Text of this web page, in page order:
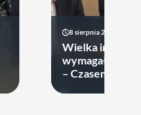
8 sierpnia 2026 19:22
Wielka impreza
wymagała
– Czasem